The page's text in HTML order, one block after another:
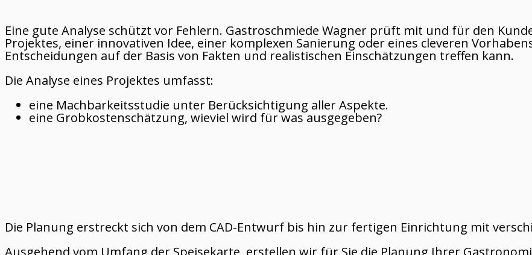
Eine gute Analyse schützt vor Fehlern. Gastroschmiede Wagner prüft mit und für den
Projektes, einer innovativen Idee, einer komplexen Sanierung oder eines cleveren
Entscheidungen auf der Basis von Fakten und realistischen Einschätzungen treffen kann.
Die Analyse eines Projektes umfasst:
eine Machbarkeitsstudie unter Berücksichtigung aller Aspekte.
eine Grobkostenschätzung, wieviel wird für was ausgegeben?
Die Planung erstreckt sich von dem CAD-Entwurf bis hin zur fertigen Einrichtung mit